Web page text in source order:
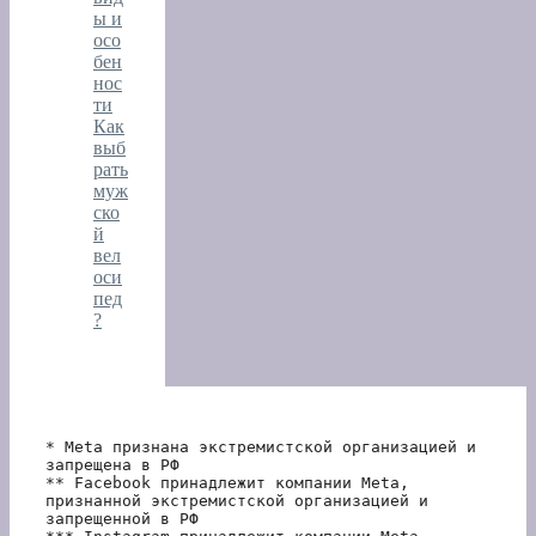
ы и
осо
бен
нос
ти
Как
выб
рать
муж
ско
й
вел
оси
пед
?
* Meta признана экстремистской организацией и
запрещена в РФ
** Facebook принадлежит компании Meta,
признанной экстремистской организацией и
запрещенной в РФ